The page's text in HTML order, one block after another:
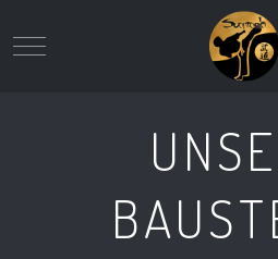
Mobile Menu Toggle